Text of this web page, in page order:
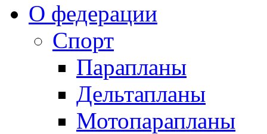
О федерации
Спорт
Парапланы
Дельтапланы
Мотопарапланы